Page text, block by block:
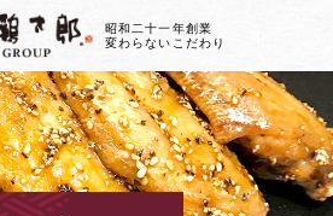
昭和二十一年創業
変わらないこだわり